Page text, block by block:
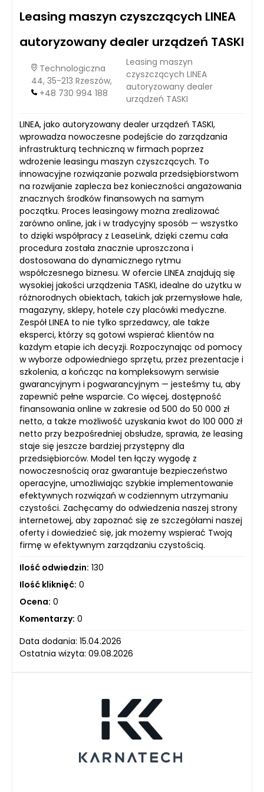
Leasing maszyn czyszczących LINEA
autoryzowany dealer urządzeń TASKI
Technologiczna
44, 35-213 Rzeszów,
+48 730 994 188
Leasing maszyn
czyszczących LINEA
autoryzowany dealer
urządzeń TASKI
LINEA, jako autoryzowany dealer urządzeń TASKI,
wprowadza nowoczesne podejście do zarządzania
infrastrukturą techniczną w firmach poprzez
wdrożenie leasingu maszyn czyszczących. To
innowacyjne rozwiązanie pozwala przedsiębiorstwom
na rozwijanie zaplecza bez konieczności angażowania
znacznych środków finansowych na samym
początku. Proces leasingowy można zrealizować
zarówno online, jak i w tradycyjny sposób — wszystko
to dzięki współpracy z LeaseLink, dzięki czemu cała
procedura została znacznie uproszczona i
dostosowana do dynamicznego rytmu
współczesnego biznesu. W ofercie LINEA znajdują się
wysokiej jakości urządzenia TASKI, idealne do użytku w
różnorodnych obiektach, takich jak przemysłowe hale,
magazyny, sklepy, hotele czy placówki medyczne.
Zespół LINEA to nie tylko sprzedawcy, ale także
eksperci, którzy są gotowi wspierać klientów na
każdym etapie ich decyzji. Rozpoczynając od pomocy
w wyborze odpowiedniego sprzętu, przez prezentacje i
szkolenia, a kończąc na kompleksowym serwisie
gwarancyjnym i pogwarancyjnym — jesteśmy tu, aby
zapewnić pełne wsparcie. Co więcej, dostępność
finansowania online w zakresie od 500 do 50 000 zł
netto, a także możliwość uzyskania kwot do 100 000 zł
netto przy bezpośredniej obsłudze, sprawia, że leasing
staje się jeszcze bardziej przystępny dla
przedsiębiorców. Model ten łączy wygodę z
nowoczesnością oraz gwarantuje bezpieczeństwo
operacyjne, umożliwiając szybkie implementowanie
efektywnych rozwiązań w codziennym utrzymaniu
czystości. Zachęcamy do odwiedzenia naszej strony
internetowej, aby zapoznać się ze szczegółami naszej
oferty i dowiedzieć się, jak możemy wspierać Twoją
firmę w efektywnym zarządzaniu czystością.
Ilość odwiedzin: 130
Ilość kliknięć: 0
Ocena: 0
Komentarzy: 0
Data dodania: 15.04.2026
Ostatnia wizyta: 09.08.2026